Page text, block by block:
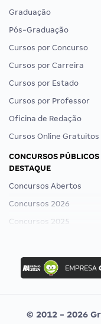
Graduação
Pós-Graduação
Cursos por Concurso
Cursos por Carreira
Cursos por Estado
Cursos por Professor
Oficina de Redação
Cursos Online Gratuitos
CONCURSOS PÚBLICOS
DESTAQUE
Concursos Abertos
Concursos 2026
Concursos 2025
Concurso Ibama
Concurso MPU
Editais publicados
© 2012 - 2026